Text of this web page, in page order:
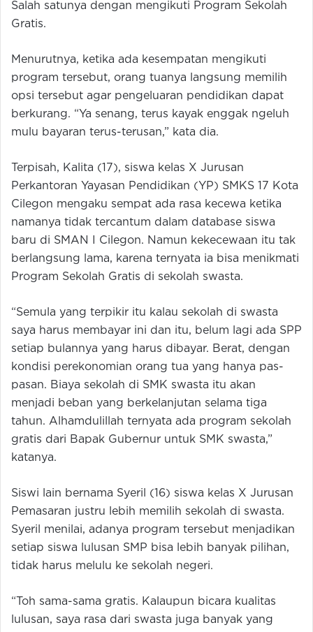
Salah satunya dengan mengikuti Program Sekolah
Gratis.
Menurutnya, ketika ada kesempatan mengikuti
program tersebut, orang tuanya langsung memilih
opsi tersebut agar pengeluaran pendidikan dapat
berkurang. “Ya senang, terus kayak enggak ngeluh
mulu bayaran terus-terusan,” kata dia.
Terpisah, Kalita (17), siswa kelas X Jurusan
Perkantoran Yayasan Pendidikan (YP) SMKS 17 Kota
Cilegon mengaku sempat ada rasa kecewa ketika
namanya tidak tercantum dalam database siswa
baru di SMAN I Cilegon. Namun kekecewaan itu tak
berlangsung lama, karena ternyata ia bisa menikmati
Program Sekolah Gratis di sekolah swasta.
“Semula yang terpikir itu kalau sekolah di swasta
saya harus membayar ini dan itu, belum lagi ada SPP
setiap bulannya yang harus dibayar. Berat, dengan
kondisi perekonomian orang tua yang hanya pas-
pasan. Biaya sekolah di SMK swasta itu akan
menjadi beban yang berkelanjutan selama tiga
tahun. Alhamdulillah ternyata ada program sekolah
gratis dari Bapak Gubernur untuk SMK swasta,”
katanya.
Siswi lain bernama Syeril (16) siswa kelas X Jurusan
Pemasaran justru lebih memilih sekolah di swasta.
Syeril menilai, adanya program tersebut menjadikan
setiap siswa lulusan SMP bisa lebih banyak pilihan,
tidak harus melulu ke sekolah negeri.
“Toh sama-sama gratis. Kalaupun bicara kualitas
lulusan, saya rasa dari swasta juga banyak yang